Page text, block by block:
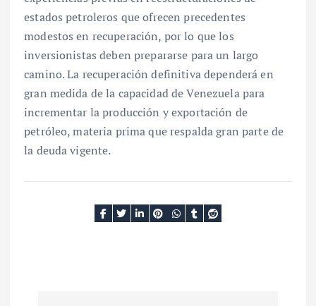
estados petroleros que ofrecen precedentes
modestos en recuperación, por lo que los
inversionistas deben prepararse para un largo
camino. La recuperación definitiva dependerá en
gran medida de la capacidad de Venezuela para
incrementar la producción y exportación de
petróleo, materia prima que respalda gran parte de
la deuda vigente.